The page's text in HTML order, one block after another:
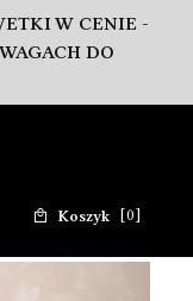
W CENIE -
DO
Produkty w
Koszyk